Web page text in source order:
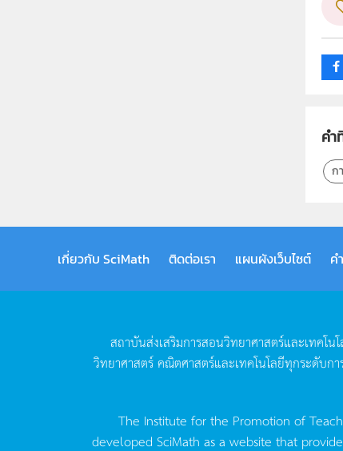
คำ
ก
เกี่ยวกับ SciMath ติดต่อเรา แผนผังเว็บไซต์ ค
สถาบันส่งเสริมการสอนวิทยาศาสตร์และเทคโน
วิทยาศาสตร์คณิตศาสตร์และเทคโนโลยีทุกระดับก
The Institute for the Promotion of
developed SciMath as a website that